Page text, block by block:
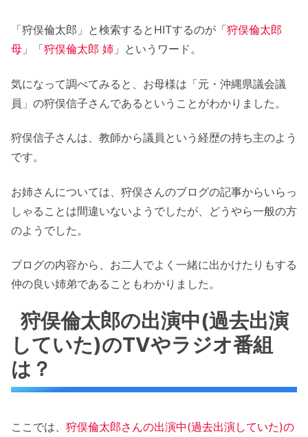
「狩俣倫太郎」と検索するとHITするのが「狩俣倫太郎
母 」「狩俣倫太郎 姉 」というワード。
気になって調べてみると、お母様は「元・沖縄県議会議
員」の狩俣信子さんであるということがわかりました。
狩俣信子さんは、教師から議員という経歴の持ち主のよう
です。
お姉さんについては、狩俣さんのブログの記事からいらっ
しゃることは間違いないようでしたが、どうやら一般の方
のようでした。
ブログの内容から、お二人でよく一緒に出かけたりもする
仲の良い姉弟であることもわかりました。
狩俣倫太郎の出演中(過去出演
していた)のTVやラジオ番組
は？
ここでは、 狩俣倫太郎さんの出演中(過去出演していた)の